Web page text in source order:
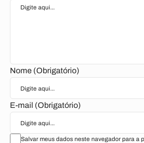
Nome (Obrigatório)
E-mail (Obrigatório)
Salvar meus dados neste navegador para a